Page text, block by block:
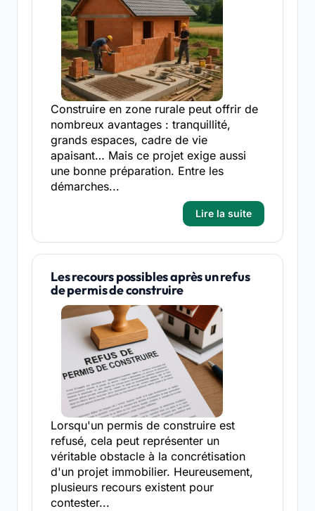
Construire en zone rurale peut offrir de
nombreux avantages : tranquillité,
grands espaces, cadre de vie
apaisant… Mais ce projet exige aussi
une bonne préparation. Entre les
démarches...
Lire la suite
Les recours possibles après un refus
de permis de construire
Lorsqu'un permis de construire est
refusé, cela peut représenter un
véritable obstacle à la concrétisation
d'un projet immobilier. Heureusement,
plusieurs recours existent pour
contester...